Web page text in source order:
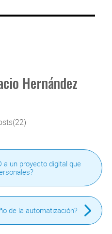
Hernández
a un proyecto digital que
de la automatización?